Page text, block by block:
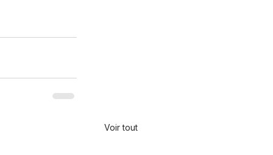
Voir tout